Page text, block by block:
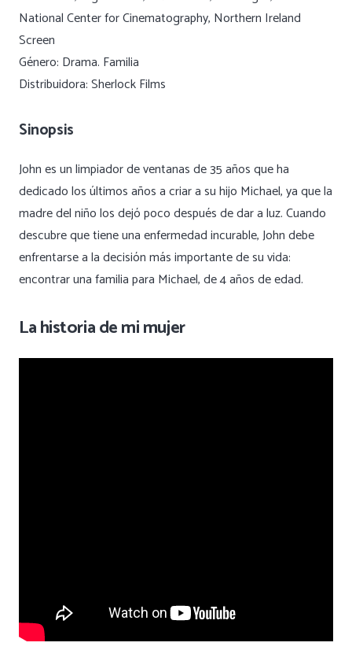
National Center for Cinematography, Northern Ireland
Screen
Género: Drama. Familia
Distribuidora: Sherlock Films
Sinopsis
John es un limpiador de ventanas de 35 años que ha
dedicado los últimos años a criar a su hijo Michael, ya que la
madre del niño los dejó poco después de dar a luz. Cuando
descubre que tiene una enfermedad incurable, John debe
enfrentarse a la decisión más importante de su vida:
encontrar una familia para Michael, de 4 años de edad.
La historia de mi mujer